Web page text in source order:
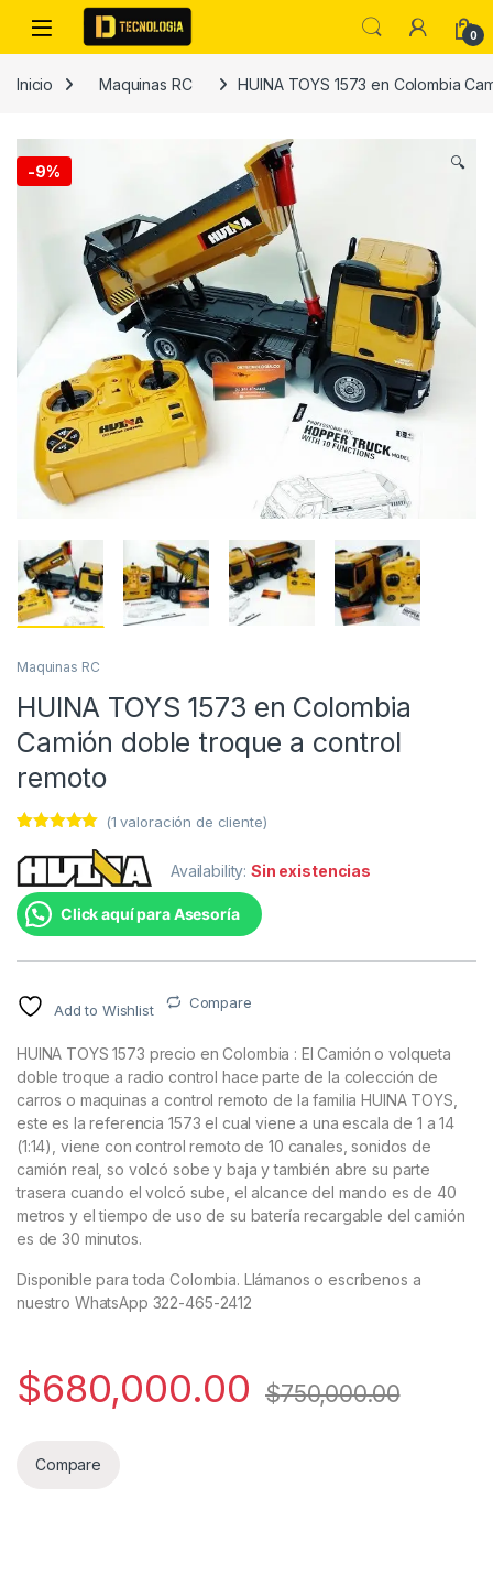
Skip to navigation
Skip to content
0
Inicio Maquinas RC HUINA TOYS 1573 en Colombia
-9% 🔍
Maquinas RC
HUINA TOYS 1573 en Colombia
Camión doble troque a control
remoto
5.00de 5
en base a
valoración
de un cliente
(1 valoración de cliente)
Availability:Sin existencias
Click aquí para Asesoría
Add to Wishlist Compare
HUINA TOYS 1573 precio en Colombia : El Camión o volqueta
doble troque a radio control hace parte de la colección de
carros o maquinas a control remoto de la familia HUINA TOYS,
este es la referencia 1573 el cual viene a una escala de 1 a 14
(1:14), viene con control remoto de 10 canales, sonidos de
camión real, so volcó sobe y baja y también abre su parte
trasera cuando el volcó sube, el alcance del mando es de 40
metros y el tiempo de uso de su batería recargable del camión
es de 30 minutos.
Disponible para toda Colombia. Llámanos o escríbenos a
nuestro WhatsApp 322-465-2412
$680,000.00 $750,000.00
Compare